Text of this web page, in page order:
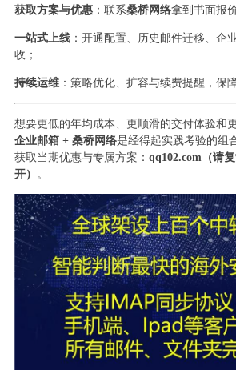
获取方案与优惠：联系桑桥网络拿到书面报
一站式上线：开通配置、历史邮件迁移、企
收；
持续运维：策略优化、扩容与续费提醒，保
想要更低的年均成本、更顺滑的交付体验和
企业邮箱 + 桑桥网络是经得起实践考验的组
获取当期优惠与专属方案： qq102.com（请
开）
。